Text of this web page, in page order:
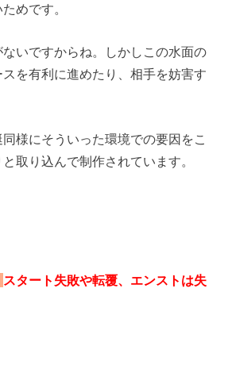
めです。
いですからね。しかしこの水面の
を有利に進めたり、相手を妨害す
様にそういった環境での要因をこ
取り込んで制作されています。
スタート失敗や転覆、エンストは失